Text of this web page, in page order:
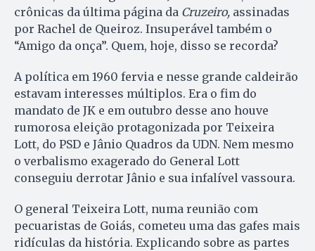
crônicas da última página da Cruzeiro, assinadas
por Rachel de Queiroz. Insuperável também o
“Amigo da onça”. Quem, hoje, disso se recorda?
A política em 1960 fervia e nesse grande caldeirão
estavam interesses múltiplos. Era o fim do
mandato de JK e em outubro desse ano houve
rumorosa eleição protagonizada por Teixeira
Lott, do PSD e Jânio Quadros da UDN. Nem mesmo
o verbalismo exagerado do General Lott
conseguiu derrotar Jânio e sua infalível vassoura.
O general Teixeira Lott, numa reunião com
pecuaristas de Goiás, cometeu uma das gafes mais
ridículas da história. Explicando sobre as partes